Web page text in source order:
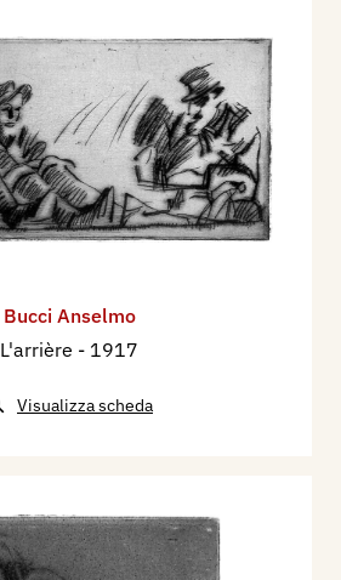
Bucci Anselmo
L'arrière - 1917
Visualizza scheda